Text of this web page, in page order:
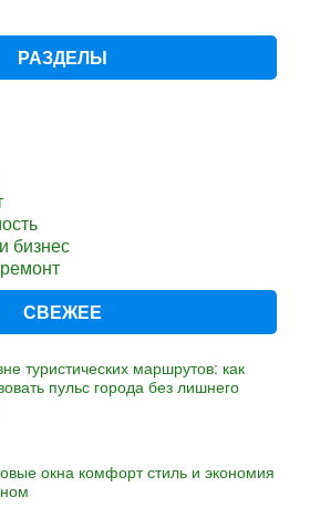
РАЗДЕЛЫ
бизнес
СВЕЖЕЕ
туристических маршрутов: как
пульс города без лишнего
окна комфорт стиль и экономия